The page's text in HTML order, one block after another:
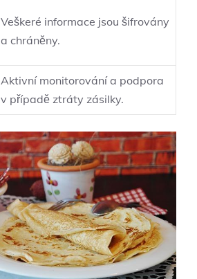
Veškeré informace jsou šifrovány
a chráněny.
Aktivní monitorování a podpora
v případě ztráty zásilky.